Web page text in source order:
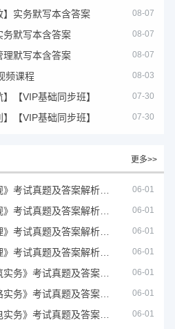
实务默写本含答案 08-07
务默写本含答案 08-07
理默写本含答案 08-07
频课程 08-03
【VIP基础同步班】 07-30
【VIP基础同步班】 07-30
更多>>
06-01
06-01
06-01
06-01
06-01
06-01
06-01